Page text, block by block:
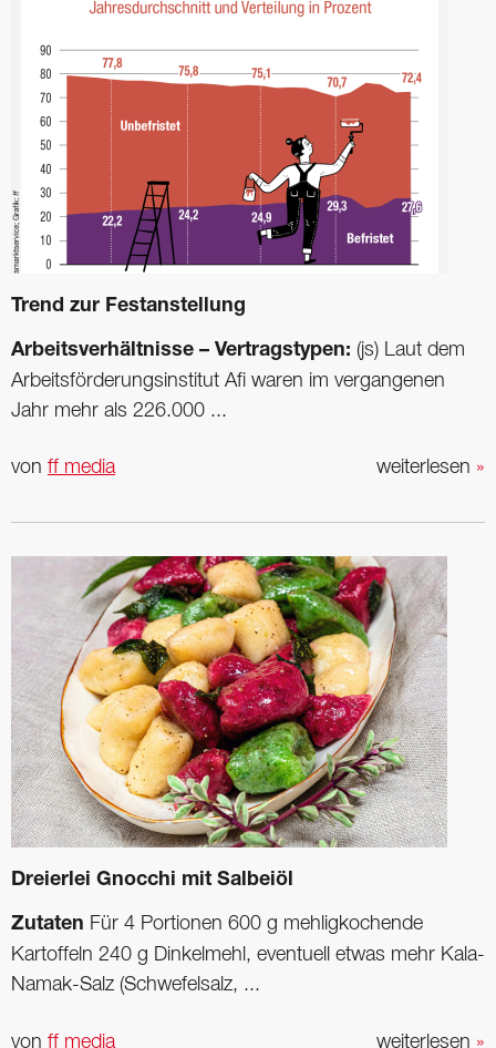
Trend zur Festanstellung
Arbeitsverhältnisse – Vertragstypen: (js) Laut dem
Arbeitsförderungsinstitut Afi waren im vergangenen
Jahr mehr als 226.000 ...
weiterlesen »
von ff media
Dreierlei Gnocchi mit Salbeiöl
Zutaten Für 4 Portionen 600 g mehligkochende
Kartoffeln 240 g Dinkelmehl, eventuell etwas mehr Kala-
Namak-Salz (Schwefelsalz, ...
weiterlesen »
von ff media